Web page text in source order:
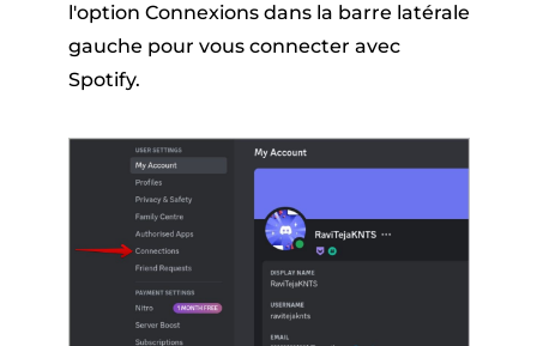
l'option Connexions dans la barre latérale
gauche pour vous connecter avec
Spotify.